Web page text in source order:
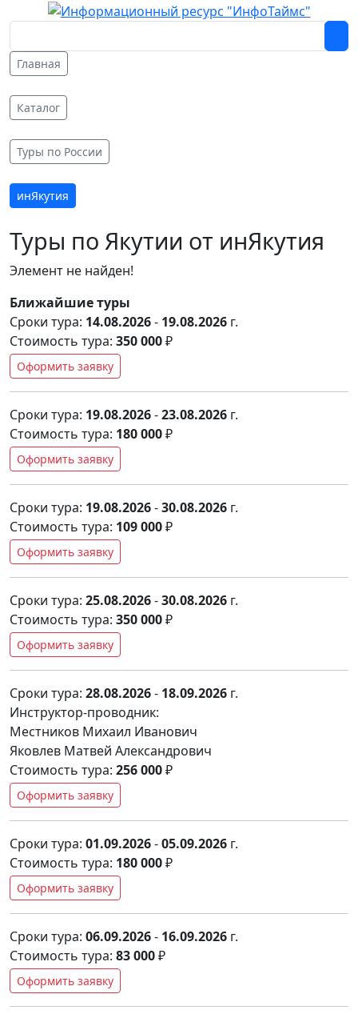
Главная
Каталог
Туры по России
инЯкутия
Туры по Якутии от инЯкутия
Элемент не найден!
Ближайшие туры
Сроки тура: 14.08.2026- 19.08.2026 г.
Стоимость тура: 350 000₽
Оформить заявку
Сроки тура: 19.08.2026-23.08.2026 г.
Стоимость тура: 180 000₽
Оформить заявку
Сроки тура: 19.08.2026-30.08.2026 г.
Стоимость тура: 109 000₽
Оформить заявку
Сроки тура: 25.08.2026-30.08.2026 г.
Стоимость тура: 350 000₽
Оформить заявку
Сроки тура: 28.08.2026- 18.09.2026 г.
Инструктор-проводник:
Местников Михаил Иванович
Яковлев Матвей Александрович
Стоимость тура: 256 000₽
Оформить заявку
Сроки тура: 01.09.2026-05.09.2026 г.
Стоимость тура: 180 000₽
Оформить заявку
Сроки тура: 06.09.2026- 16.09.2026 г.
Стоимость тура: 83 000₽
Оформить заявку